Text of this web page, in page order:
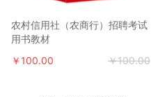
农村信用社（农商行）招聘考试
用书教材
￥100.00
￥100.00